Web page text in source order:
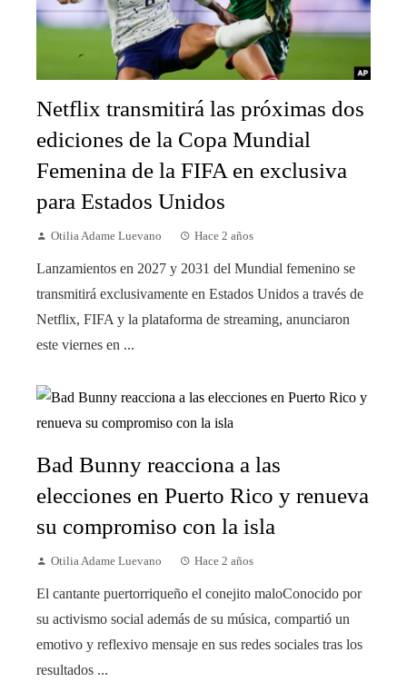
Netflix transmitirá las próximas dos
ediciones de la Copa Mundial
Femenina de la FIFA en exclusiva
para Estados Unidos
Otilia Adame Luevano Hace 2 años
Lanzamientos en 2027 y 2031 del Mundial femenino se
transmitirá exclusivamente en Estados Unidos a través de
Netflix, FIFA y la plataforma de streaming, anunciaron
este viernes en ...
Bad Bunny reacciona a las
elecciones en Puerto Rico y renueva
su compromiso con la isla
Otilia Adame Luevano Hace 2 años
El cantante puertorriqueño el conejito maloConocido por
su activismo social además de su música, compartió un
emotivo y reflexivo mensaje en sus redes sociales tras los
resultados ...